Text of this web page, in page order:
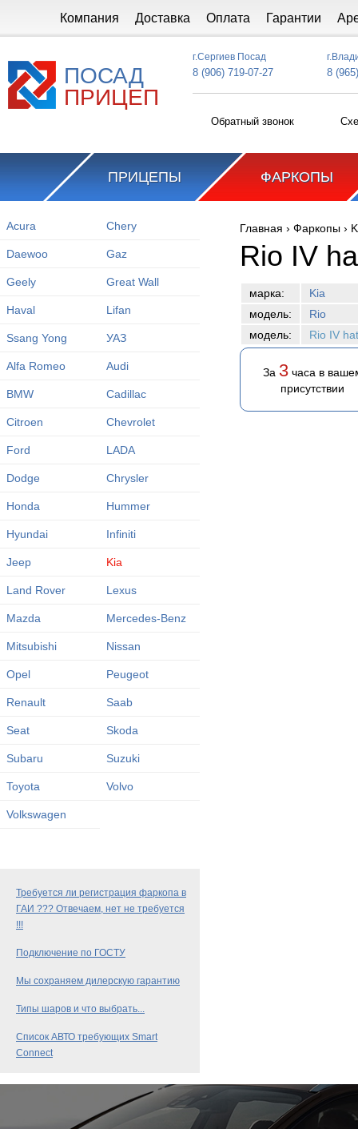
Компания Доставка Оплата Гарантии
ПОСАД
ПРИЦЕП
г.Сергиев Посад
8 (906) 719-07-27 8
Обратный звонок
ПРИЦЕПЫ ФАРКОПЫ
Acura Chery
Daewoo Gaz
Geely Great Wall
Haval Lifan
Ssang Yong УАЗ
Alfa Romeo Audi
BMW Cadillac
Citroen Chevrolet
Ford LADA
Dodge Chrysler
Honda Hummer
Hyundai Infiniti
Jeep Kia
Land Rover Lexus
Mazda Mercedes-Benz
Mitsubishi Nissan
Opel Peugeot
Renault Saab
Seat Skoda
Subaru Suzuki
Toyota Volvo
Volkswagen
Требуется ли регистрация фаркопа в
ГАИ ??? Отвечаем, нет не требуется
!!!
Подключение по ГОСТУ
Мы сохраняем дилерскую гарантию
Типы шаров и что выбрать...
Список АВТО требующих Smart
Connect
Вы здесь
Главная › Фаркопы ›
Rio IV
марка:
Kia
модель:
Rio
модель:
Rio IV
За 3часа в
присутствии